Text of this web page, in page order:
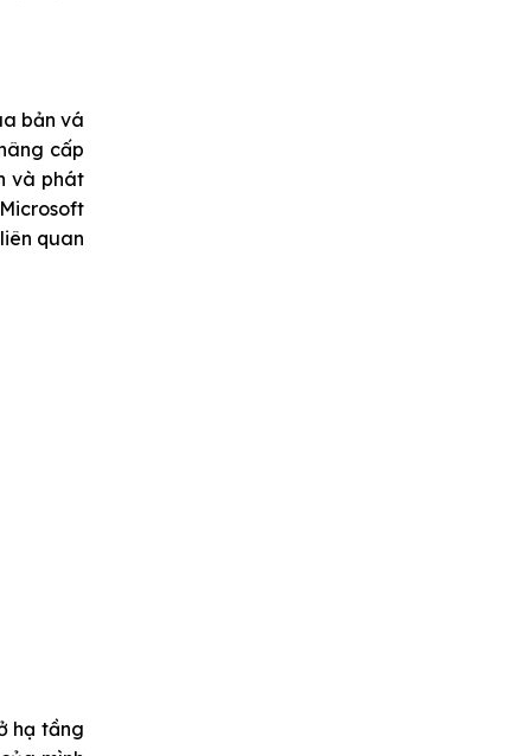
bản vá
cấp
và phát
quan
hạ tầng